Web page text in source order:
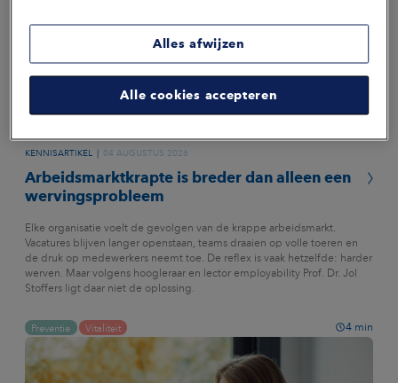
KENNISARTIKEL 04 AUGUSTUS 2026
Arbeidsmarktkrapte is breder dan alleen een
wervingsprobleem
Elke organisatie voelt de gevolgen van de krappe arbeidsmarkt.
Vacatures blijven langer openstaan, teams draaien op volle toeren en
de druk op medewerkers neemt toe. De reflex is vaak hetzelfde: harder
werven. Maar volgens hoogleraar en lector employability Prof. Dr. Jol
Stoffers ligt daar niet de oplossing.
Preventie Vitaliteit 4 min
Alles afwijzen
Alle cookies accepteren